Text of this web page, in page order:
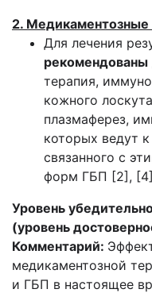
2.
Для лечения
рекомендованы
терапия,
кожного
плазмаферез,
которых ведут
связанного с
форм ГБП [2],
Уровень
(уровень
Комментарий:
медикаментозной
и ГБП в настоящее